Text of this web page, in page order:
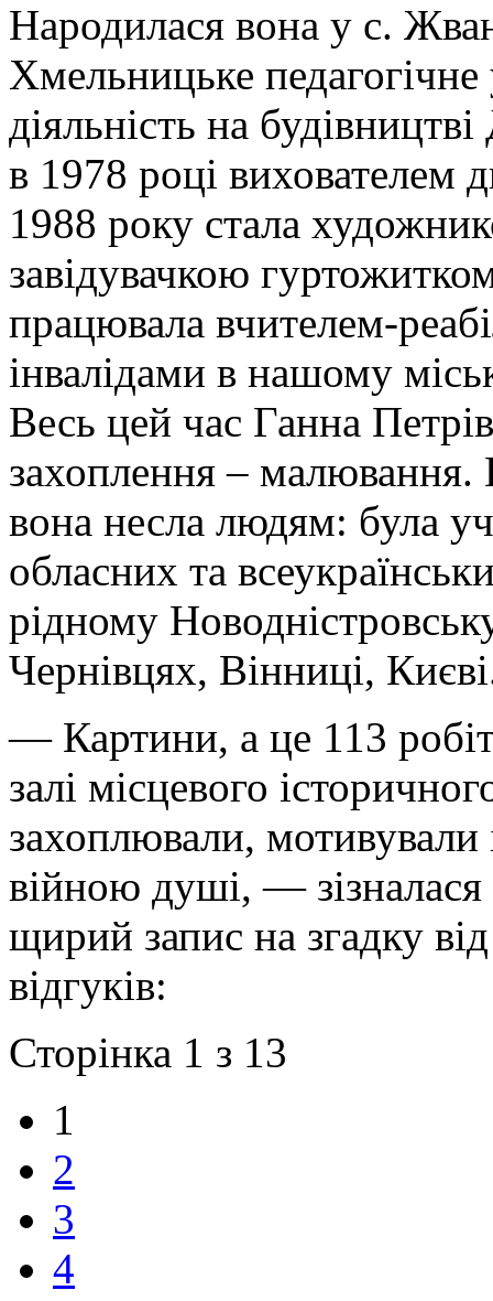
Народилася вона у с.
Хмельницьке
діяльність на
в 1978 році вихователем
1988 року стала
завідувачкою
працювала вчителем-
інвалідами в нашому
Весь цей час Ганна
захоплення – малювання.
вона несла людям: була
обласних та
рідному
Чернівцях, Вінниці,
— Картини, а це 113
залі місцевого
захоплювали, мотивували
війною душі, —
щирий запис на згадку
відгуків:
Сторінка 1 з 13
1
2
3
4